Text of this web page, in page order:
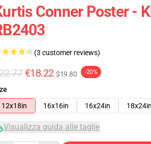
Conner Poster -
(3 customer reviews)
€18.22 $19.80 -20%
12x18in
16x16in 16x24in 18x24in
Visualizza guida alle taglie